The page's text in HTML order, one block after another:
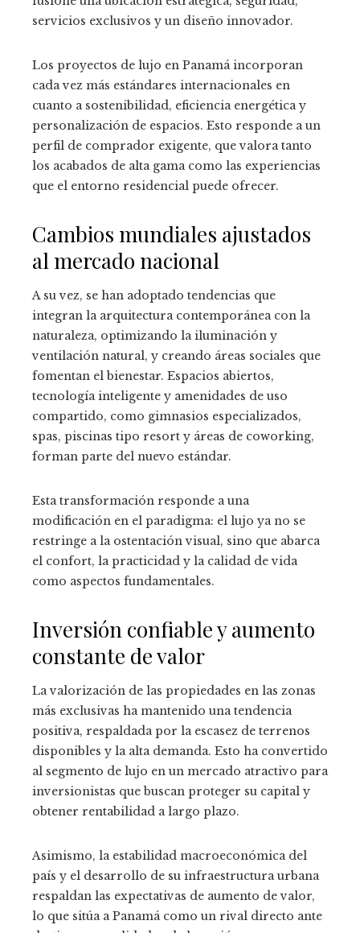
servicios exclusivos y un diseño innovador.
Los proyectos de lujo en Panamá incorporan
cada vez más estándares internacionales en
cuanto a sostenibilidad, eficiencia energética y
personalización de espacios. Esto responde a un
perfil de comprador exigente, que valora tanto
los acabados de alta gama como las experiencias
que el entorno residencial puede ofrecer.
Cambios mundiales ajustados
al mercado nacional
A su vez, se han adoptado tendencias que
integran la arquitectura contemporánea con la
naturaleza, optimizando la iluminación y
ventilación natural, y creando áreas sociales que
fomentan el bienestar. Espacios abiertos,
tecnología inteligente y amenidades de uso
compartido, como gimnasios especializados,
spas, piscinas tipo resort y áreas de coworking,
forman parte del nuevo estándar.
Esta transformación responde a una
modificación en el paradigma: el lujo ya no se
restringe a la ostentación visual, sino que abarca
el confort, la practicidad y la calidad de vida
como aspectos fundamentales.
Inversión confiable y aumento
constante de valor
La valorización de las propiedades en las zonas
más exclusivas ha mantenido una tendencia
positiva, respaldada por la escasez de terrenos
disponibles y la alta demanda. Esto ha convertido
al segmento de lujo en un mercado atractivo para
inversionistas que buscan proteger su capital y
obtener rentabilidad a largo plazo.
Asimismo, la estabilidad macroeconómica del
país y el desarrollo de su infraestructura urbana
respaldan las expectativas de aumento de valor,
lo que sitúa a Panamá como un rival directo ante